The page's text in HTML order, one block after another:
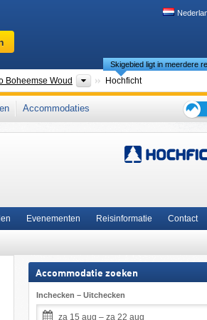
Boheemse Woud Toeristische regio
Skigebied ligt in meerdere
Hochficht
Midden-Europa
Accommodaties
de
Evenementen Reisinformatie Contact
Accommodatie zoeken
Inchecken – Uitchecken
za 15 aug – za 22 aug